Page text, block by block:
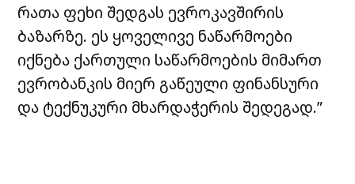
რათა ფეხი შედგას ევროკავშირის
ბაზარზე. ეს ყოველივე ნაწარმოები
იქნება ქართული საწარმოების მიმართ
ევრობანკის მიერ გაწეული ფინანსური
და ტექნუკური მხარდაჭერის შედეგად.”